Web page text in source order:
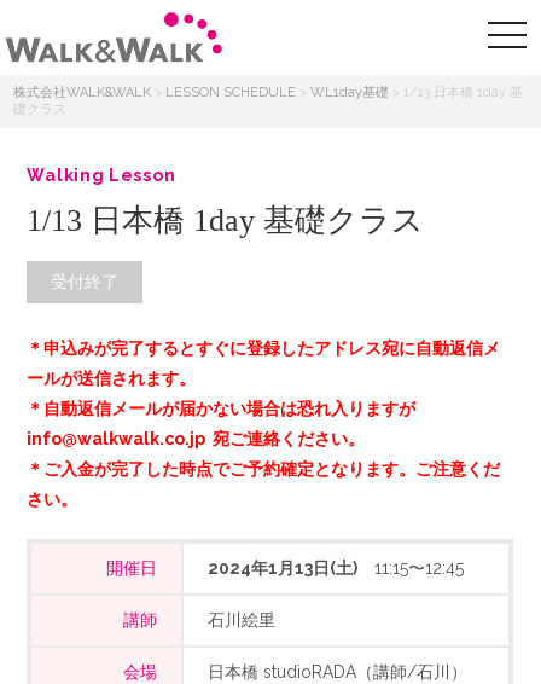
株式会社WALK&WALK > LESSON SCHEDULE >WL1day基礎 > 1/13 日本橋 1day 基
礎クラス
Walking Lesson
1/13 日本橋 1day 基礎クラス
受付終了
＊申込みが完了するとすぐに登録したアドレス宛に自動返信メ
ールが送信されます。
＊自動返信メールが届かない場合は恐れ入りますが
info@walkwalk.co.jp 宛ご連絡ください。
＊ご入金が完了した時点でご予約確定となります。ご注意くだ
さい。
開催日 2024年1月13日(土) 11:15〜12:45
講師 石川絵里
会場 日本橋 studioRADA（講師/石川）